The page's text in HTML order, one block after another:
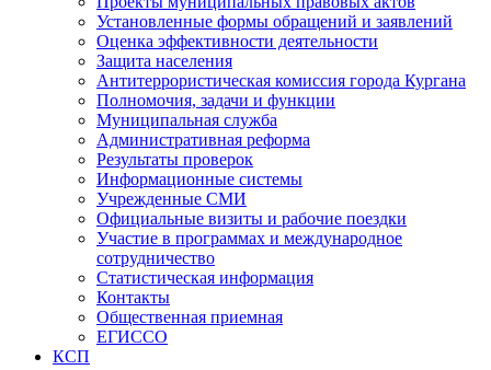
Установленные формы обращений и заявлений
Оценка эффективности деятельности
Защита населения
Антитеррористическая комиссия города Кургана
Полномочия, задачи и функции
Муниципальная служба
Административная реформа
Результаты проверок
Информационные системы
Учрежденные СМИ
Официальные визиты и рабочие поездки
Участие в программах и международное
сотрудничество
Статистическая информация
Контакты
Общественная приемная
ЕГИССО
КСП